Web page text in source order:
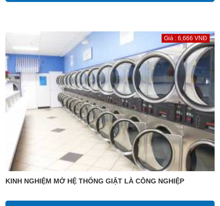
Giá : 6,666 VNĐ
KINH NGHIỆM MỞ HỆ THỐNG GIẶT LÀ CÔNG NGHIỆP